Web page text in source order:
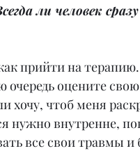
ли человек
прийти на
очередь оцените свою
хочу, чтоб меня
нужно внутренне,
все свои травмы и